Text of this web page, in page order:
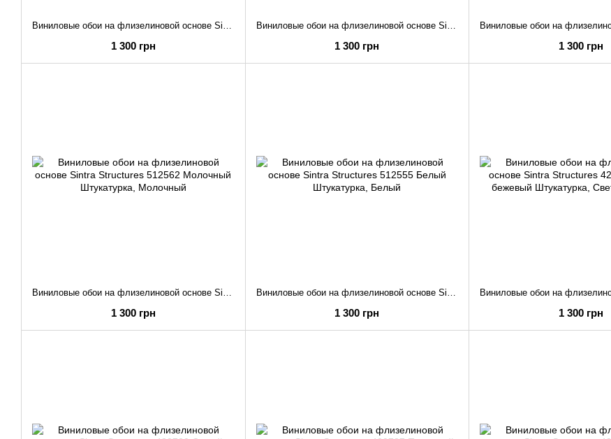
1 300 грн 1 300 грн 1 300 грн
Виниловые обои на флизелиновой основе Sintra Structures 512562 Молочный Штукатурка
1 300 грн
Виниловые обои на флизелиновой основе Sintra Structures 512555 Белый Штукатурка
1 300 грн 1 300 грн